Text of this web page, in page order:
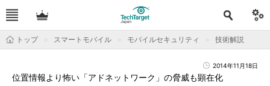
トップ スマートモバイル モバイルセキュリティ 技術解説
2014年11月18日
位置情報より怖い「アドネットワーク」の脅威も顕在化